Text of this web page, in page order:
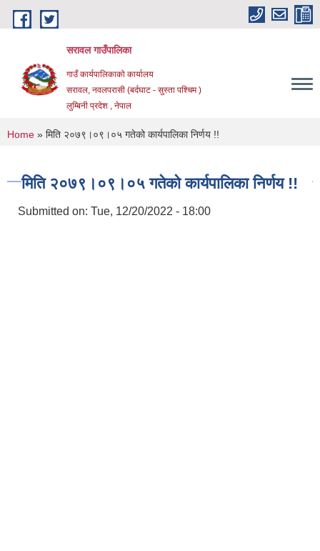
Skip to main content
सरावल गाउँपालिका
गाउँ कार्यपालिकाको कार्यालय
सरावल, नवलपरासी (बर्दघाट - सुस्ता पश्चिम )
लुम्बिनी प्रदेश , नेपाल
You are here
Home » मिति २०७९।०९।०५ गतेको कार्यपालिका निर्णय !!
मिति २०७९।०९।०५ गतेको कार्यपालिका निर्णय !!
Submitted on: Tue, 12/20/2022 - 18:00